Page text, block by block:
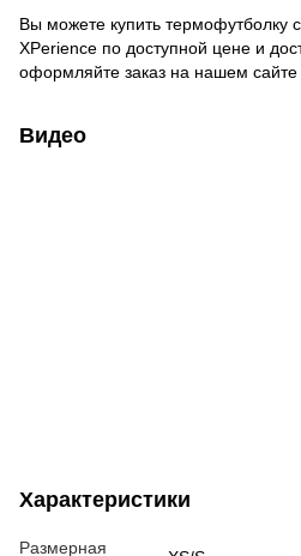
Вы можете купить термофутболку
XPerience по доступной цене и
оформляйте заказ на нашем
Видео
Характеристики
Размерная